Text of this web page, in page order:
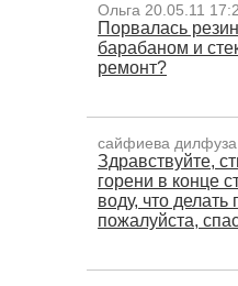
Ольга 20.05.11
Порвалась
барабаном и
ремонт?
сайфиева
Здравствуйте,
горени в конце
воду, что делать
пожалуйста,